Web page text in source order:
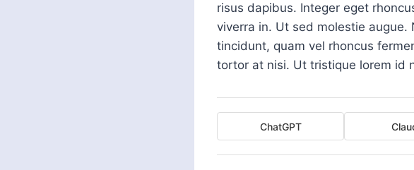
risus dapibus. Integer eget
viverra in. Ut sed molestie
tincidunt, quam vel rhoncus
tortor at nisi. Ut tristique lorem id
ChatGPT